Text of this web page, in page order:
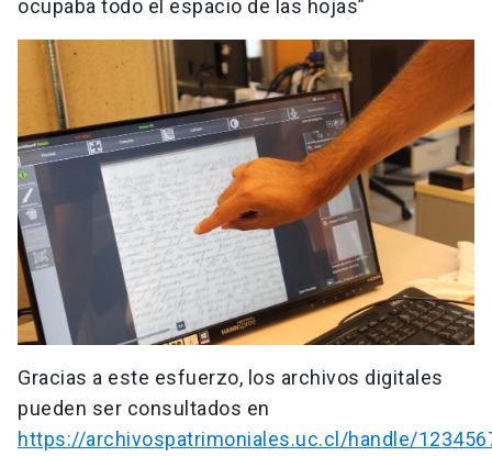
ocupaba todo el espacio de las hojas”
Gracias a este esfuerzo, los archivos digitales
pueden ser consultados en
https://archivospatrimoniales.uc.cl/handle/